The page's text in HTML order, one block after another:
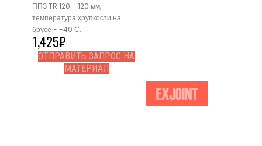
ППЗ TR 120 - 120 мм,
температура хрупкости на
брусе - -40 С.
1,425₽
ОТПРАВИТЬ ЗАПРОС НА
МАТЕРИАЛ